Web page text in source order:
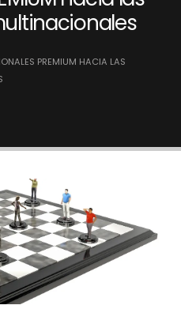
PREMIUM HACIA LAS